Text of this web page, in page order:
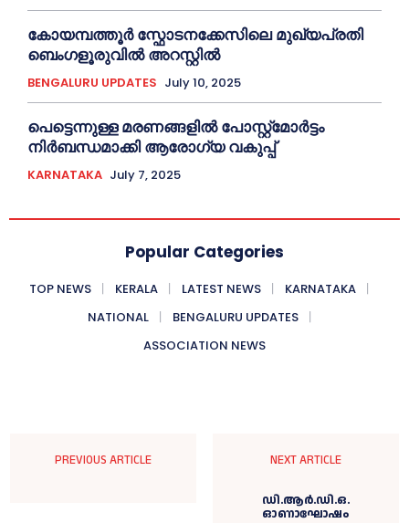
കോയമ്പത്തൂർ സ്ഫോടനക്കേസിലെ മുഖ്യപ്രതി
ബെംഗളൂരുവിൽ അറസ്റ്റിൽ
BENGALURU UPDATES July 10, 2025
പെട്ടെന്നുള്ള മരണങ്ങളിൽ പോസ്റ്റ്മോർട്ടം
നിർബന്ധമാക്കി ആരോഗ്യ വകുപ്പ്
KARNATAKA July 7, 2025
Popular Categories
TOP NEWS KERALA LATEST NEWS
KARNATAKA
NATIONAL
BENGALURU UPDATES
ASSOCIATION NEWS
PREVIOUS ARTICLE NEXT ARTICLE
ഡി.ആർ.ഡി.ഒ.
ഓണാഘോഷം